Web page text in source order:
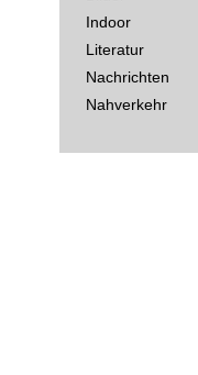
Indoor
Literatur
Nachrichten
Nahverkehr